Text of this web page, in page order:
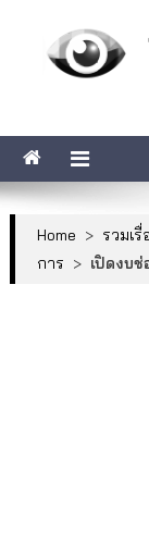
Home > รวมเรื่
การ > เปิดงบ